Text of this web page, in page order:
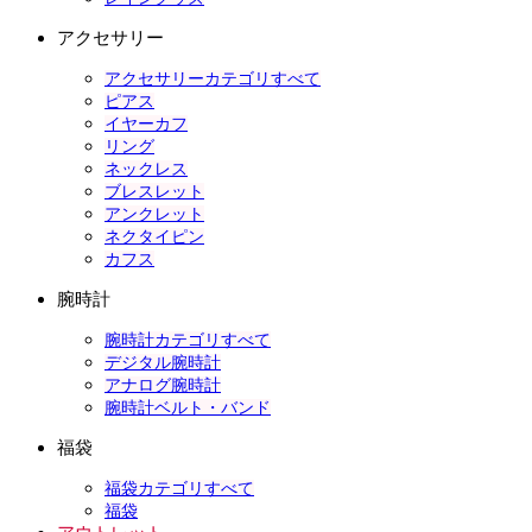
アクセサリー
アクセサリーカテゴリすべて
ピアス
イヤーカフ
リング
ネックレス
ブレスレット
アンクレット
ネクタイピン
カフス
腕時計
腕時計カテゴリすべて
デジタル腕時計
アナログ腕時計
腕時計ベルト・バンド
福袋
福袋カテゴリすべて
福袋